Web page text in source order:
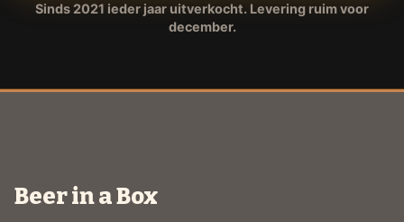
Sinds 2021 ieder jaar uitverkocht. Levering ruim voor
december.
Beer in a Box